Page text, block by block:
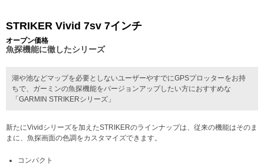
STRIKER Vivid 7sv 7インチ
オープン価格
魚探機能に徹したシリーズ
湖や池などマップを必要としないユーザーやすでにGPSプロッターをお持
ちで、ガーミンの魚探機能をバージョンアップしたい方におすすめな
「GARMIN STRIKERシリーズ」
新たにVividシリーズを加えたSTRIKERのラインナップは、従来の機能はそのま
まに、魚探画面の色調をカスタマイズできます。
コンパクト